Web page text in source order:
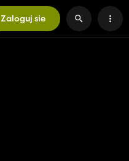
Zaloguj sie